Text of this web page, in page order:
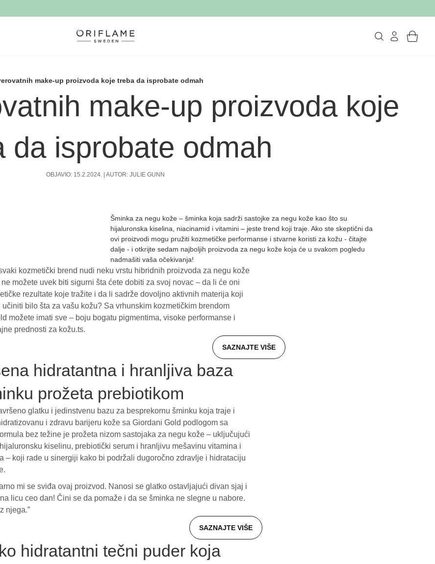
make-up proizvoda koje treba da isprobate odmah
make-up proizvoda koje
da isprobate odmah
OBJAVIO: 15.2.2024. | AUTOR: JULIE GUNN
Šminka za negu kože – šminka koja sadrži sastojke za negu kože kao što su
hijaluronska kiselina, niacinamid i vitamini – jeste trend koji traje. Ako ste skeptični da
ovi proizvodi mogu pružiti kozmetičke performanse i stvarne koristi za kožu - čitajte
dalje - i otkrijte sedam najboljih proizvoda za negu kože koja će u svakom pogledu
nadmašiti vaša očekivanja!
kozmetički brend nudi neku vrstu hibridnih proizvoda za negu kože
možete uvek biti sigurni šta ćete dobiti za svoj novac – da li će oni
rezultate koje tražite i da li sadrže dovoljno aktivnih materija koji
učiniti bilo šta za vašu kožu? Sa vrhunskim kozmetičkim brendom
možete imati sve – boju bogatu pigmentima, visoke performanse i
prednosti za kožu.ts.
SAZNAJTE VIŠE
hidratantna i hranljiva baza
prožeta prebiotikom
glatku i jedinstvenu bazu za besprekornu šminku koja traje i
i zdravu barijeru kože sa Giordani Gold podlogom sa
bez težine je prožeta nizom sastojaka za negu kože – uključujući
kiselinu, prebiotički serum i hranljivu mešavinu vitamina i
– koji rade u sinergiji kako bi podržali dugoročno zdravlje i hidrataciju
mi se sviđa ovaj proizvod. Nanosi se glatko ostavljajući divan sjaj i
licu ceo dan! Čini se da pomaže i da se šminka ne slegne u nabore.
njega.”
SAZNAJTE VIŠE
hidratantni tečni puder koja